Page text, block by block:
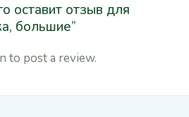
оставит отзыв для
большие”
to post a review.